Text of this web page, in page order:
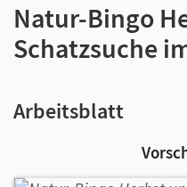
Natur-Bingo
Schatzsuche
Arbeitsblatt